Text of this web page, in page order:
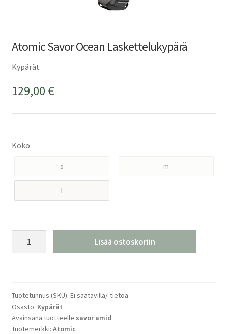
Atomic Savor Ocean Laskettelukypärä
Kypärät
129,00 €
Koko
s m
l
Lisää ostoskoriin
Tuotetunnus (SKU): Ei saatavilla/-tietoa
Osasto: Kypärät
Avainsana tuotteelle savor amid
Tuotemerkki: Atomic